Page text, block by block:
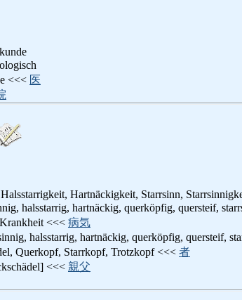
<<< 医
Hartnäckigkeit, Starrsinn,
halsstarrig, hartnäckig, querköpfig, quersteif,
<<< 病気
halsstarrig, hartnäckig, querköpfig, quersteif,
Querkopf, Starrkopf, Trotzkopf <<< 者
<<< 親父